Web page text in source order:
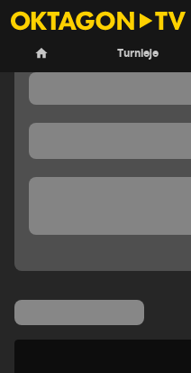
Turnieje